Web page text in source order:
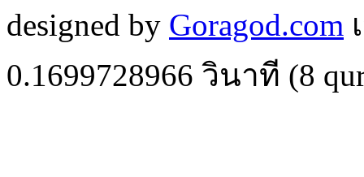
designed by Goragod.com
0.1699728966 วินาที (8